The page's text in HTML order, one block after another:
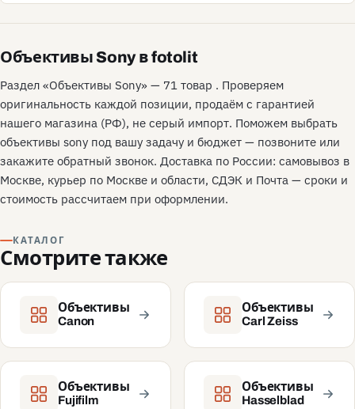
Объективы Sony в fotolit
Раздел «Объективы Sony» — 71 товар . Проверяем
оригинальность каждой позиции, продаём с гарантией
нашего магазина (РФ), не серый импорт. Поможем выбрать
объективы sony под вашу задачу и бюджет — позвоните или
закажите обратный звонок. Доставка по России: самовывоз в
Москве, курьер по Москве и области, СДЭК и Почта — сроки и
стоимость рассчитаем при оформлении.
КАТАЛОГ
Смотрите также
Объективы
Canon
Объективы
Carl Zeiss
Объективы
Fujifilm
Объективы
Hasselblad